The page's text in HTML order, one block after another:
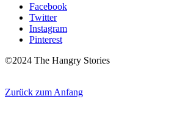
Facebook
Twitter
Instagram
Pinterest
©2024 The Hangry Stories
Zurück zum Anfang